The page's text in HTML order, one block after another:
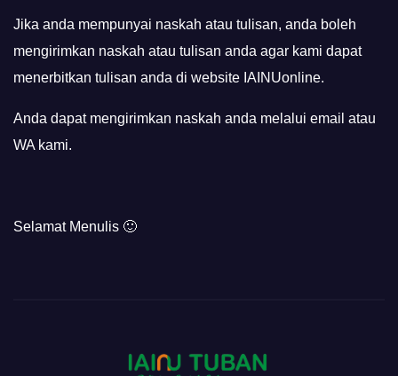
Jika anda mempunyai naskah atau tulisan, anda boleh
mengirimkan naskah atau tulisan anda agar kami dapat
menerbitkan tulisan anda di website IAINUonline.
Anda dapat mengirimkan naskah anda melalui email atau
WA kami.
Selamat Menulis 🙂